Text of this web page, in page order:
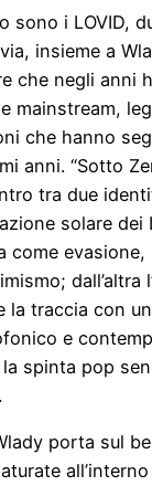
sono i LOVID,
insieme a
che negli anni
mainstream,
che hanno
anni. “Sotto
tra due
solare dei
come
dall’altra
la traccia con
e
spinta pop
porta sul